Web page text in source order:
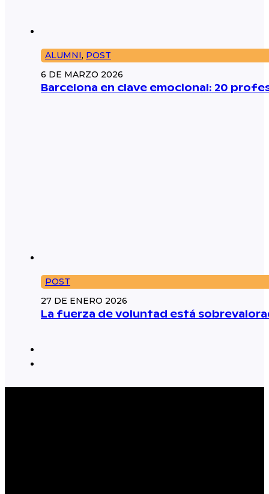
ALUMNI, POST
6 DE MARZO 2026
Barcelona en clave emocional: 20
POST
27 DE ENERO 2026
La fuerza de voluntad está